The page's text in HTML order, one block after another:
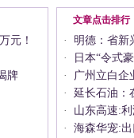
元！
牌
文章点击排行
· 明德：省新
·
日本“令式
·
广州立白企
· 延长石油：
· 山东高速:
· 海森华宠: